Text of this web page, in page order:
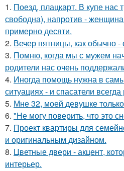
1. Поезд, плацкарт. В купе нас
свободна), напротив - женщина
примерно десяти.
2. Вечер пятницы, как обычно -
3. Помню, когда мы с мужем
родители нас очень
4. Иногда помощь нужна в
ситуациях - и спасатели
5. Мне 32, моей девушке
6. "Не могу поверить, что это
7. Проект квартиры для
и оригинальным дизайном.
8. Цветные двери - акцент,
интерьер.